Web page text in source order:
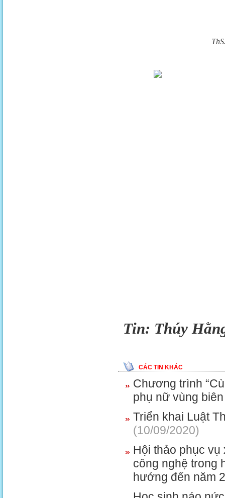
Tin: Thúy
CÁC TIN KHÁC
Chương trình
phụ nữ vùng
Triển khai Luật
(10/09/2020)
Hội thảo phục
công nghệ trong
hướng đến năm